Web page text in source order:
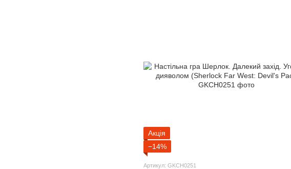
Акція
−14%
Артикул: GKCH0251